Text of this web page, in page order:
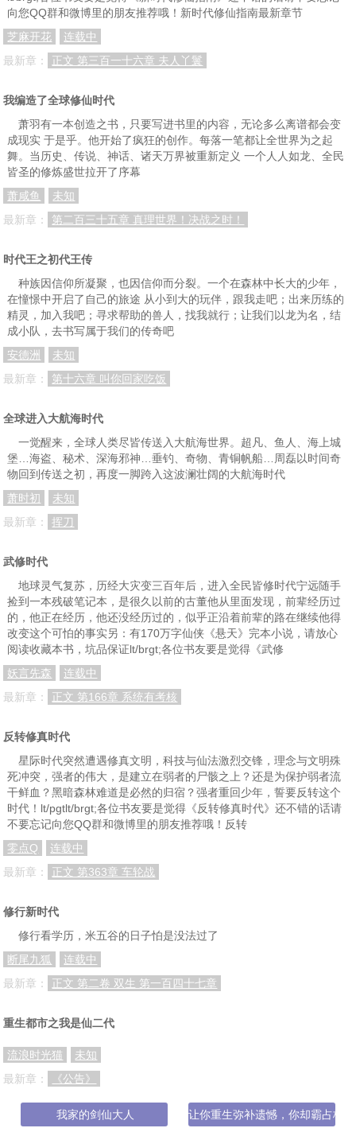
第六十一章：魏英前来 第六十二章：火灵之怒 第六十三章：三年
第六十四章：乱象皇宫
第六十七章：在路上 第六十八章：上官家
第七十章:灵石
第七十四章：离开 第七十五章：万毒门 第七十六章：虚冥界
第七十七章：搜寻灵石 第七十八章：神秘人 第七十九章：禁止之峰
第八十三章：游魂 第八十四章：往事已成空，还如一梦中 第八十五章：培养吞魂
第九十章：结盟
第九十三章：子母五行阵 第九十四章:魂眼 第九十五章：忆之传承
第九十六章：挑衅 第九十七章：吞人
第九十九章：结丹
第一零二章：玉简
第一零八章：机缘（1） 第一零九章：机缘（2） 第一一零章：机缘（3）
第一一一章：机缘（4） 第一一二章：机缘（5） 第一一三章：机缘（6）
第一一四章：机缘（7）
第一一七章：机缘（10）
第一二零章：机缘（13）
第一二三章：殉情 第一二四章：偷袭 第一二五章：意外之喜
第一二六章：分别 第一二七章：兽形傀儡 第一二八章：虎狼之争
第一二九章：生死一线 第一三零章：九头蛇怪（上） 第一三一章：九头蛇怪（下）
第一三二章：浑水
第一三五章：瘴气沼泽 第一三六章：火灵再现
第一四一章：火灵之死 第一四二章：对峙 第一四三章：厮斗
第一四四章：道友救我 第一四五章：找死！ 第一四六章：张鹏
第一四七章：暴风雨的前夕 第一四八章：楚家 第一四九章：猜测
第一五零章：狮子大开口
第一五三章：红春楼
第一六二章：杀，杀
第一六五章：结丹中期 第一六六章：野心
第一七四章：龙玺之威
向您QQ群和微博里的朋友推荐哦！新时代修仙指南最新章节
芝麻开花
连载中
最新章：
正文 第三百一十六章 夫人丫鬟
我编造了全球修仙时代
萧羽有一本创造之书，只要写进书里的内容，无论多么离谱都会变
成现实 于是乎。他开始了疯狂的创作。每落一笔都让全世界为之起
舞。当历史、传说、神话、诸天万界被重新定义 一个人人如龙、全民
皆圣的修炼盛世拉开了序幕
萧咸鱼
未知
最新章：
第二百三十五章 真理世界！决战之时！
时代王之初代王传
种族因信仰所凝聚，也因信仰而分裂。一个在森林中长大的少年，
在憧憬中开启了自己的旅途 从小到大的玩伴，跟我走吧；出来历练的
精灵，加入我吧；寻求帮助的兽人，找我就行；让我们以龙为名，结
成小队，去书写属于我们的传奇吧
安德洲
未知
最新章：
第十六章 叫你回家吃饭
全球进入大航海时代
一觉醒来，全球人类尽皆传送入大航海世界。超凡、鱼人、海上城
堡…海盗、秘术、深海邪神…垂钓、奇物、青铜帆船…周磊以时间奇
物回到传送之初，再度一脚跨入这波澜壮阔的大航海时代
萧时初
未知
最新章：
挥刀
武修时代
地球灵气复苏，历经大灾变三百年后，进入全民皆修时代宁远随手
捡到一本残破笔记本，是很久以前的古董他从里面发现，前辈经历过
的，他正在经历，他还没经历过的，似乎正沿着前辈的路在继续他得
改变这个可怕的事实另：有170万字仙侠《悬天》完本小说，请放心
阅读收藏本书，坑品保证lt/brgt;各位书友要是觉得《武修
妖言先森
连载中
最新章：
正文 第166章 系统有考核
反转修真时代
星际时代突然遭遇修真文明，科技与仙法激烈交锋，理念与文明殊
死冲突，强者的伟大，是建立在弱者的尸骸之上？还是为保护弱者流
干鲜血？黑暗森林难道是必然的归宿？强者重回少年，誓要反转这个
时代！lt/pgtlt/brgt;各位书友要是觉得《反转修真时代》还不错的话请
不要忘记向您QQ群和微博里的朋友推荐哦！反转
零点Q
连载中
最新章：
正文 第363章 车轮战
修行新时代
修行看学历，米五谷的日子怕是没法过了
断尾九狐
连载中
最新章：
正文 第二卷 双生 第一百四十七章
重生都市之我是仙二代
流浪时光猫
未知
最新章：
《公告》
我家的剑仙大人 让你重生弥补遗憾，你却霸占校花